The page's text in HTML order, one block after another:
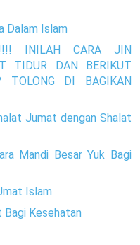
Dalam Islam
INILAH CARA JIN
TIDUR DAN BERIKUT
TOLONG DI BAGIKAN
Jumat dengan Shalat
Mandi Besar Yuk Bagi
Islam
Bagi Kesehatan